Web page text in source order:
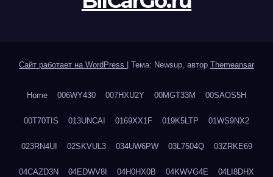
Сайт работает на WordPress Тема: Newsup, автор Themeansar
Home 006WY430 007HXU2Y 00MGT33M 00SAOS5H
00T70TIS 013UNCAI 0169XX1F 019K5LTP 01WS9NX2
023RN4UI 02SKVUL3 034UW6PW 03L7504Q 03ZRKE69
04CAZD3N 04EDWV8I 04H0HX0B 04KWVG4E 04LI8DHX